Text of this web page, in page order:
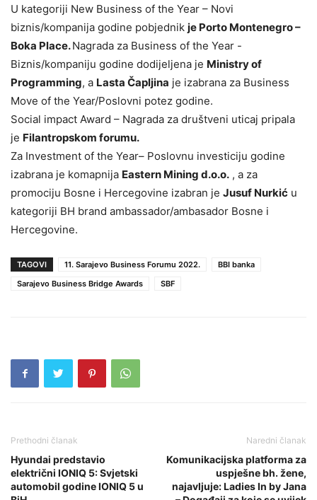
U kategoriji New Business of the Year – Novi
biznis/kompanija godine pobjednik je Porto Montenegro –
Boka Place.Nagrada za Business of the Year -
Biznis/kompaniju godine dodijeljena je Ministry of
Programming, a Lasta Čapljina je izabrana za Business
Move of the Year/Poslovni potez godine.
Social impact Award – Nagrada za društveni uticaj pripala
je Filantropskom forumu.
Za Investment of the Year– Poslovnu investiciju godine
izabrana je komapnija Eastern Mining d.o.o. , a za
promociju Bosne i Hercegovine izabran je Jusuf Nurkić u
kategoriji BH brand ambassador/ambasador Bosne i
Hercegovine.
TAGOVI 11. Sarajevo Business Forumu 2022.
BBI banka
Sarajevo Business Bridge Awards
SBF
Prethodni članak
Hyundai predstavio
električni IONIQ 5: Svjetski
automobil godine IONIQ 5 u
Naredni članak
Komunikacijska platforma za
uspješne bh. žene,
najavljuje: Ladies In by Jana